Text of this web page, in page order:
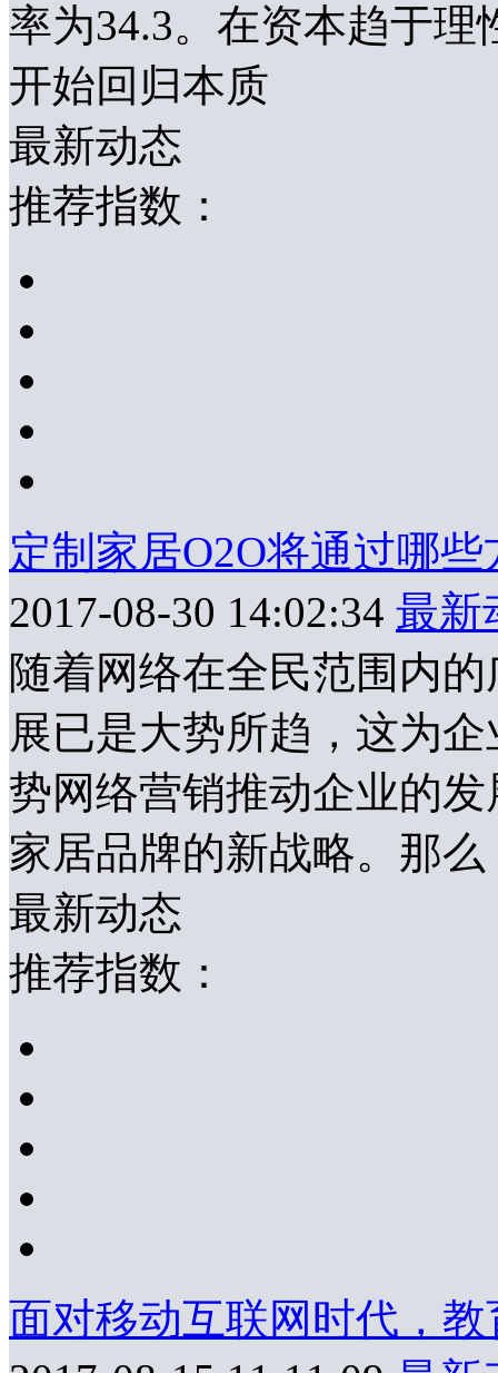
率为34.3。在资本趋于理
开始回归本质
最新动态
推荐指数：
定制家居O2O将通过哪
2017-08-30 14:02:34 最新
随着网络在全民范围内
展已是大势所趋，这为
势网络营销推动企业的
家居品牌的新战略。那
最新动态
推荐指数：
面对移动互联网时代，